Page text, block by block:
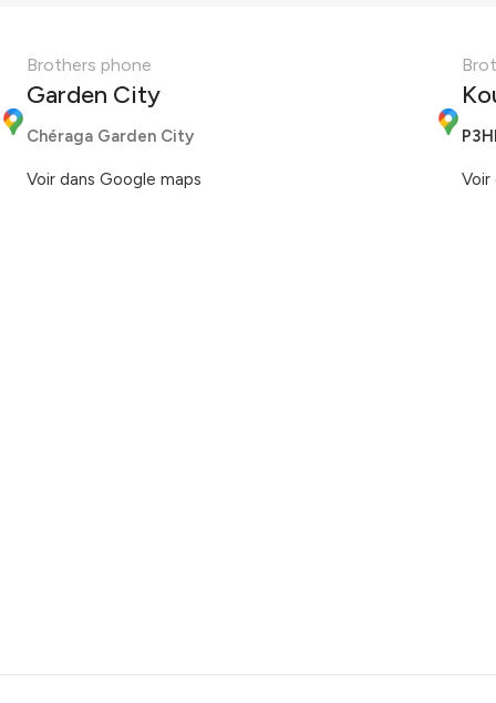
Brothers phone
Garden City
Chéraga Garden City
Voir dans Google maps Voir